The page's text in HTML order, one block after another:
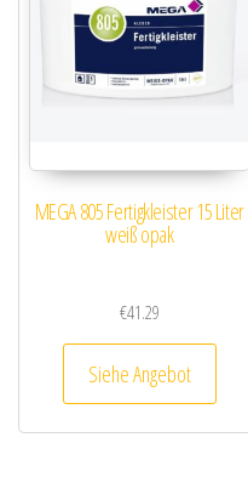
MEGA 805 Fertigkleister 15 Liter
weiß opak
€41.29
Siehe Angebot